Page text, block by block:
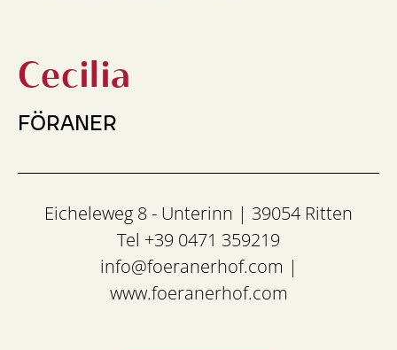
Cecilia
FÖRANER
Eicheleweg 8 - Unterinn | 39054 Ritten
Tel +39 0471 359219
info@foeranerhof.com |
www.foeranerhof.com